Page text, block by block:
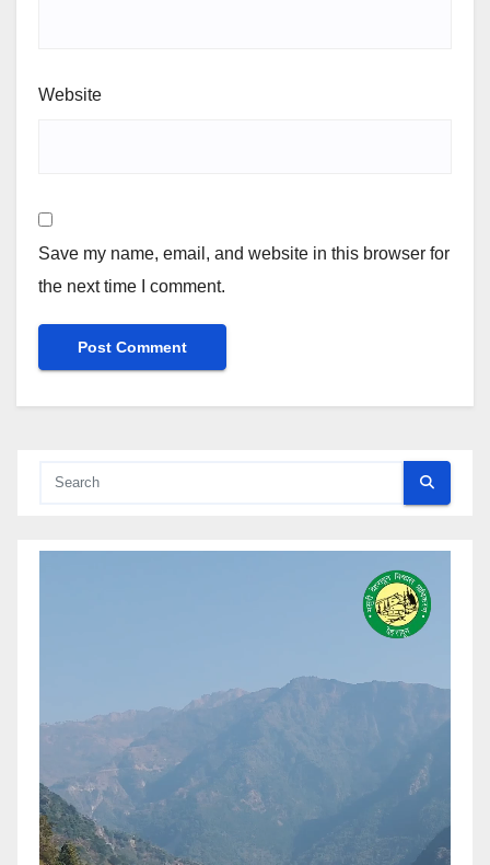
Website
Save my name, email, and website in this browser for
the next time I comment.